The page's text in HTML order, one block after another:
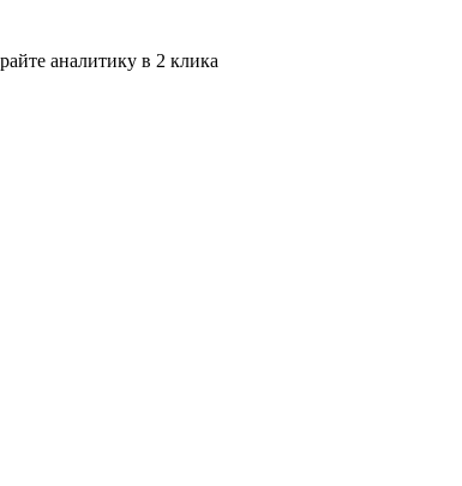
аналитику в 2 клика